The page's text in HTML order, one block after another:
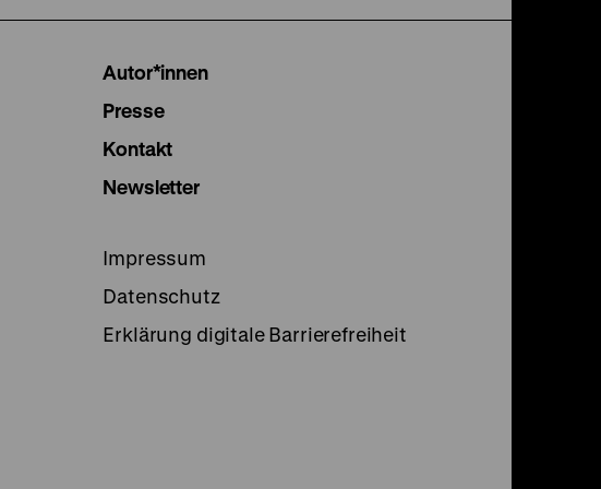
Autor*innen
Presse
Kontakt
Newsletter
Impressum
Datenschutz
Erklärung digitale Barrierefreiheit